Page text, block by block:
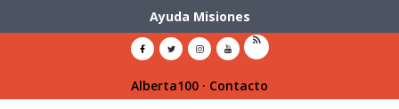
Ayuda Misiones
Alberta100 · Contacto